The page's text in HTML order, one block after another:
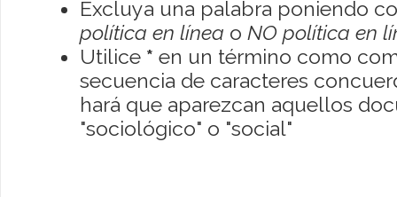
Excluya una palabra poniendo
política en línea o NO política en
Utilice * en un término como
secuencia de caracteres
hará que aparezcan aquellos
"sociológico" o "social"